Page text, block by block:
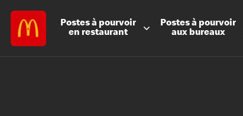
Postes à pourvoir
en restaurant
Postes à pourvoir
aux bureaux